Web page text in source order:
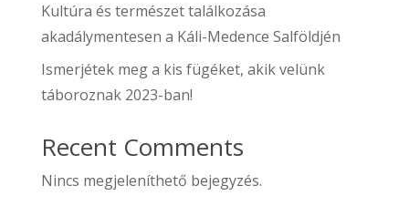
Kultúra és természet találkozása
akadálymentesen a Káli-Medence Salföldjén
Ismerjétek meg a kis fügéket, akik velünk
táboroznak 2023-ban!
Recent Comments
Nincs megjeleníthető bejegyzés.